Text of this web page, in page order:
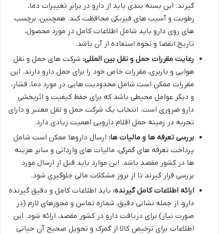
گیرند. این بسته بندی باید از دارو در برابر تغییرات دما،
رطوبت و آسیب های فیزیکی محافظت کند. همچنین، برچسب
های روی دارو باید شامل اطلاعات کامل در مورد محصول،
تاریخ انقضا و نحوه استفاده از آن باشد.
رعایت مقررات حمل و نقل بین المللی: شرکت های حمل و نقل
هوایی و باربری، مقررات خاص خود را برای حمل دارو دارند. این
مقررات ممکن است شامل محدودیت هایی در مورد دما، فشار،
و دیگر عوامل محیطی باشد که برای حفظ کیفیت و اثربخشی
دارو ضروری است. انتخاب یک شرکت حمل و نقل معتبر و دارای
تجربه در زمینه حمل اقلام دارویی اهمیت زیادی دارد.
بررسی تعرفه ها و مالیات ها: ارسال داروها ممکن است شامل
پرداخت تعرفه های گمرکی، مالیات های وارداتی و سایر هزینه
ها در کشور مقصد باشد. این موارد باید قبل از ارسال مورد
بررسی قرار گیرند تا از بروز مشکلات مالی جلوگیری شود.
ارائه اطلاعات کامل گیرنده: باید اطلاعات کامل و دقیق گیرنده
دارو، از جمله نشانی دقیق، شماره تماس و مجوزهای لازم (در
صورت نیاز) برای دریافت دارو در کشور مقصد، ارائه شود. این
اطلاعات برای ترخیص کالا از گمرک و تحویل صحیح آن حیاتی